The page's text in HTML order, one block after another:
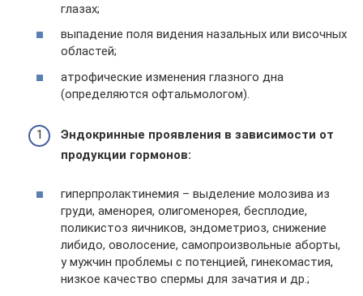
глазах;
выпадение поля видения назальных или височных
областей;
атрофические изменения глазного дна
(определяются офтальмологом).
Эндокринные проявления в зависимости от
продукции гормонов:
гиперпролактинемия – выделение молозива из
груди, аменорея, олигоменорея, бесплодие,
поликистоз яичников, эндометриоз, снижение
либидо, оволосение, самопроизвольные аборты,
у мужчин проблемы с потенцией, гинекомастия,
низкое качество спермы для зачатия и др.;